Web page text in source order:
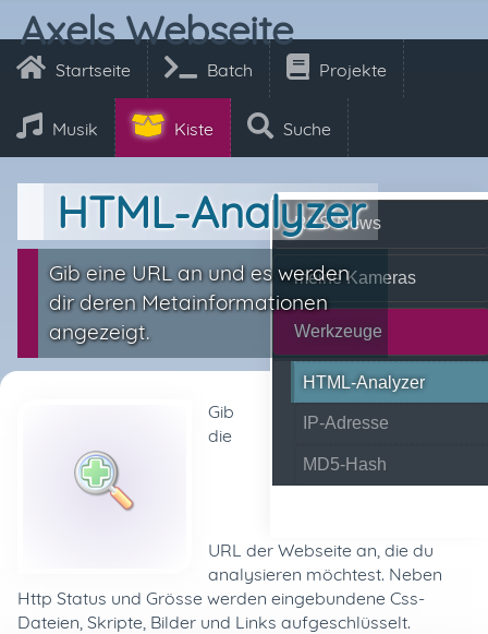
Axels Webseite
Startseite Batch Projekte
Musik Kiste Suche
RSS-News
meine Kameras
Werkzeuge
HTML-Analyzer
IP-Adresse
MD5-Hash
HTML-Analyzer
Gib eine URL an und es werden
dir deren Metainformationen
angezeigt.
Gib
die
URL der Webseite an, die du
analysieren möchtest. Neben
Http Status und Grösse werden eingebundene Css-
Dateien, Skripte, Bilder und Links aufgeschlüsselt.